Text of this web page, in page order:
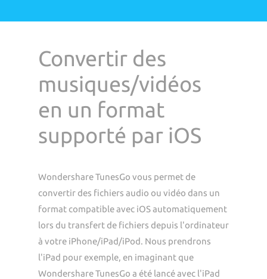
Convertir des
musiques/vidéos
en un format
supporté par iOS
Wondershare TunesGo vous permet de
convertir des fichiers audio ou vidéo dans un
format compatible avec iOS automatiquement
lors du transfert de fichiers depuis l'ordinateur
à votre iPhone/iPad/iPod. Nous prendrons
l'iPad pour exemple, en imaginant que
Wondershare TunesGo a été lancé avec l'iPad